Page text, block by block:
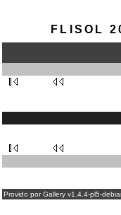
FLISOL
Provido por Gallery v1.4.4-pl5-